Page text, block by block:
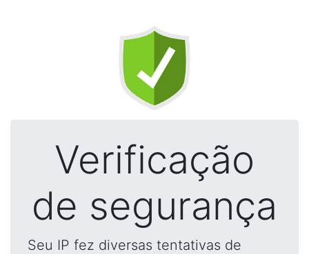
Verificação
de segurança
Seu IP fez diversas tentativas de